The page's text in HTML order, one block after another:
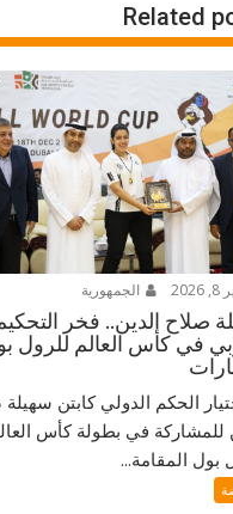
Related
الجمهورية
صلاح الدين.. فخر
في كأس العالم للرول
الحكم الدولي كابتن
للمشاركة في بطولة كأس
بول المقامة...